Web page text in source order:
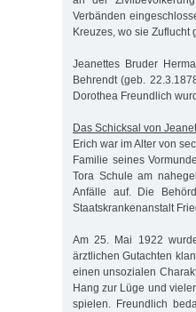
Verbänden
Kreuzes, wo sie Zuflucht
Jeanettes Bruder
Behrendt (geb.
Dorothea Freundlich
Das Schicksal von
Erich war im Alter von
Familie seines
Tora Schule am
Anfälle auf. Die
Staatskrankenanstalt
Am 25. Mai 1922
ärztlichen Gutachten
einen unsozialen
Hang zur Lüge und
spielen. Freundlich